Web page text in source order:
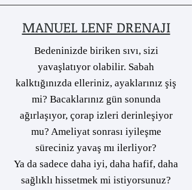
MANUEL LENF DRENAJI
Bedeninizde biriken sıvı, sizi
yavaşlatıyor olabilir. Sabah
kalktığınızda elleriniz, ayaklarınız şiş
mi? Bacaklarınız gün sonunda
ağırlaşıyor, çorap izleri derinleşiyor
mu? Ameliyat sonrası iyileşme
süreciniz yavaş mı ilerliyor?
Ya da sadece daha iyi, daha hafif, daha
sağlıklı hissetmek mi istiyorsunuz?